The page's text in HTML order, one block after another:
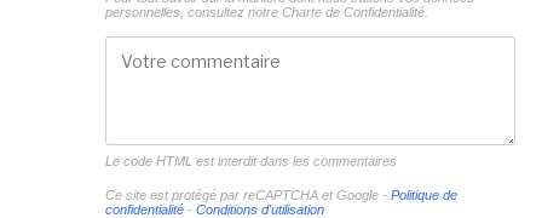
personnelles, consultez notre Charte de Confidentialité.
Le code HTML est interdit dans les commentaires
Ce site est protégé par reCAPTCHA et Google - Politique de
confidentialité- Conditions d'utilisation